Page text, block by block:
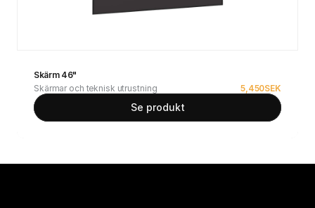
Skärm 46"
Skärmar och teknisk utrustning
5,450SEK
Se produkt